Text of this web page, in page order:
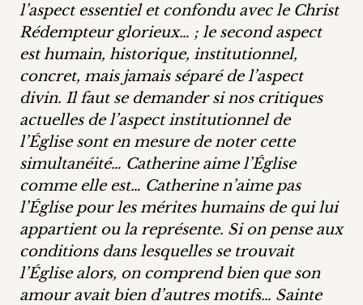
l’aspect essentiel et confondu avec le Christ
Rédempteur glorieux… ; le second aspect
est humain, historique, institutionnel,
concret, mais jamais séparé de l’aspect
divin. Il faut se demander si nos critiques
actuelles de l’aspect institutionnel de
l’Église sont en mesure de noter cette
simultanéité… Catherine aime l’Église
comme elle est… Catherine n’aime pas
l’Église pour les mérites humains de qui lui
appartient ou la représente. Si on pense aux
conditions dans lesquelles se trouvait
l’Église alors, on comprend bien que son
amour avait bien d’autres motifs… Sainte